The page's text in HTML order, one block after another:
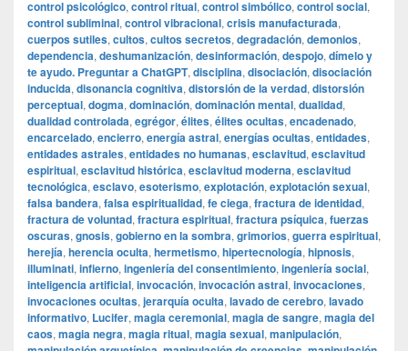
control psicológico, control ritual, control simbólico, control social,
control subliminal, control vibracional, crisis manufacturada,
cuerpos sutiles, cultos, cultos secretos, degradación, demonios,
dependencia, deshumanización, desinformación, despojo, dímelo y
te ayudo. Preguntar a ChatGPT, disciplina, disociación, disociación
inducida, disonancia cognitiva, distorsión de la verdad, distorsión
perceptual, dogma, dominación, dominación mental, dualidad,
dualidad controlada, egrégor, élites, élites ocultas, encadenado,
encarcelado, encierro, energía astral, energías ocultas, entidades,
entidades astrales, entidades no humanas, esclavitud, esclavitud
espiritual, esclavitud histórica, esclavitud moderna, esclavitud
tecnológica, esclavo, esoterismo, explotación, explotación sexual,
falsa bandera, falsa espiritualidad, fe ciega, fractura de identidad,
fractura de voluntad, fractura espiritual, fractura psíquica, fuerzas
oscuras, gnosis, gobierno en la sombra, grimorios, guerra espiritual,
herejía, herencia oculta, hermetismo, hipertecnología, hipnosis,
illuminati, infierno, ingeniería del consentimiento, ingeniería social,
inteligencia artificial, invocación, invocación astral, invocaciones,
invocaciones ocultas, jerarquía oculta, lavado de cerebro, lavado
informativo, Lucifer, magia ceremonial, magia de sangre, magia del
caos, magia negra, magia ritual, magia sexual, manipulación,